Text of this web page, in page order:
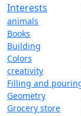
Interests
animals
Books
Building
Colors
creativity
Filling and
Geometry
Grocery store